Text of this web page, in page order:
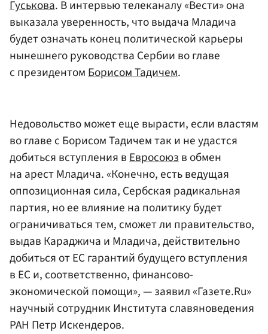
Гуськова. В интервью телеканалу «Вести» она
выказала уверенность, что выдача Младича
будет означать конец политической карьеры
нынешнего руководства Сербии во главе
с президентомБорисом Тадичем.
Недовольство может еще вырасти, если властям
во главе с Борисом Тадичем так и не удастся
добиться вступления вЕвросоюзв обмен
на арест Младича. «Конечно, есть ведущая
оппозиционная сила, Сербская радикальная
партия, но ее влияние на политику будет
ограничиваться тем, сможет ли правительство,
выдав Караджича и Младича, действительно
добиться от ЕС гарантий будущего вступления
в ЕС и, соответственно, финансово-
экономической помощи», — заявил «Газете.Ru»
научный сотрудник Института славяноведения
РАН Петр Искендеров.